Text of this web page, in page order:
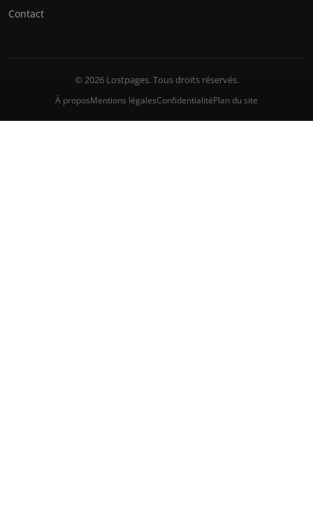
Contact
© 2026 Lostpages. Tous droits réservés.
À proposMentions légalesConfidentialitéPlan du site